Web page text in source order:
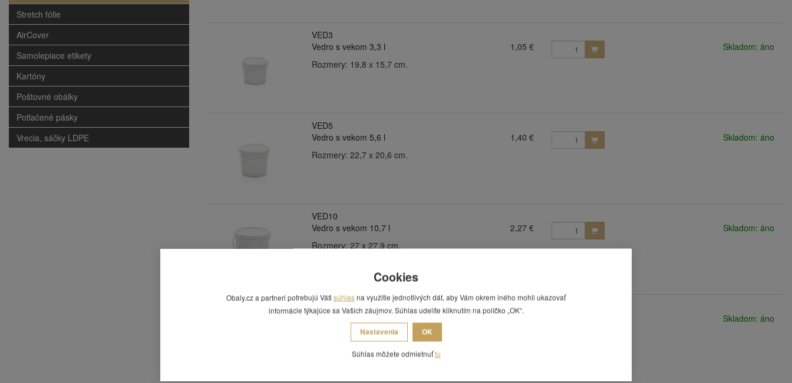
Stretch fólie
AirCover
Samolepiace etikety
Kartóny
Poštovné obálky
Potlačené pásky
Vrecia, sáčky LDPE
VED3
Vedro s vekom 3,3 l
1,05 €
Skladom: áno
Rozmery: 19,8 x 15,7 cm.
VED5
Vedro s vekom 5,6 l
1,40 €
Skladom: áno
Rozmery: 22,7 x 20,6 cm.
VED10
Vedro s vekom 10,7 l
2,27 €
Skladom: áno
Rozmery: 27 x 27,9 cm.
VED15
Vedro s vekom 15 l
Skladom: áno
Rozmery: 32,4 x 27,2 cm.
Cookies
Obaly.cz a partneri potrebujú Vášsúhlasna využitie jednotlivých dát, aby Vám okrem iného mohli ukazovať
informácie týkajúce sa Vašich záujmov. Súhlas udelíte kliknutím na políčko „OK“.
Nastavenia OK
Súhlas môžete odmietnuťtu